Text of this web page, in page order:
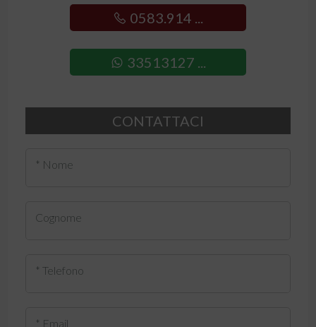
0583.914 ...
33513127 ...
CONTATTACI
* Nome
Cognome
* Telefono
* Email